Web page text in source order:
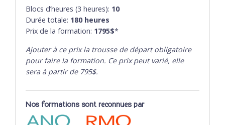
Blocs d’heures (3 heures): 10
Durée totale: 180heures
Prix de la formation: 1795$*
Ajouter à ce prix la trousse de départ obligatoire
pour faire la formation. Ce prix peut varié, elle
sera à partir de 795$.
Nos formations sont reconnues par